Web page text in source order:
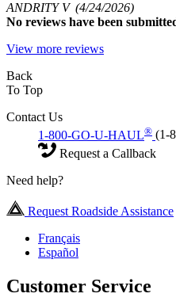
ANDRITY V (4/24/2026)
No reviews have been
View more reviews
Back
To Top
Contact Us
1-800-GO-U-HAUL® (1-
Request a Callback
Need help?
Request Roadside Assistance
Français
Español
Customer Service